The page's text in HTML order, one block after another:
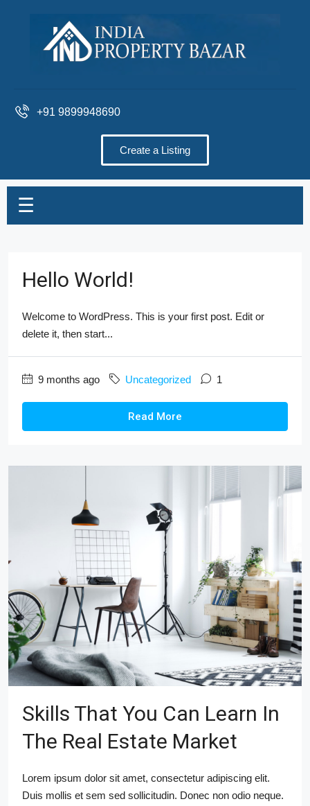
+91 9899948690
Create a Listing
☰
Hello World!
Welcome to WordPress. This is your first post. Edit or
delete it, then start...
9 months ago Uncategorized 1
Read More
Skills That You Can Learn In
The Real Estate Market
Lorem ipsum dolor sit amet, consectetur adipiscing elit.
Duis mollis et sem sed sollicitudin. Donec non odio neque.